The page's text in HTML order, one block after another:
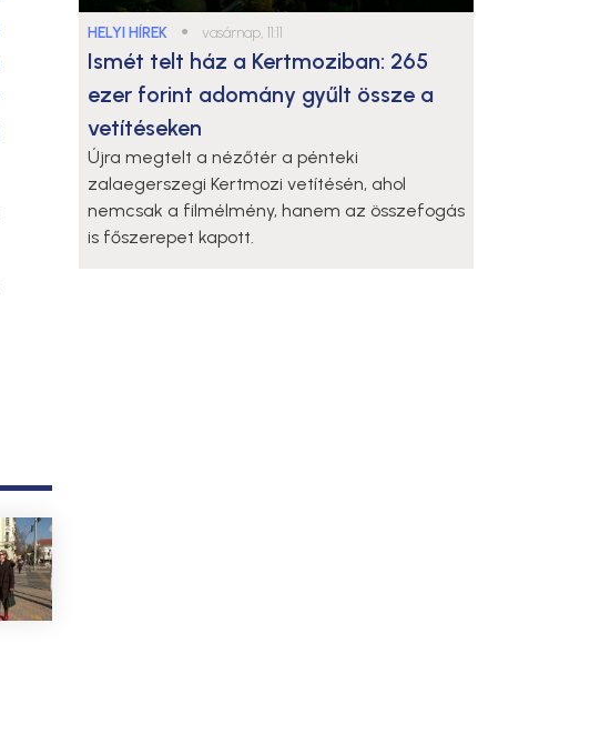
HELYI HÍREK ● vasárnap, 11:11
Ismét telt ház a Kertmoziban: 265
ezer forint adomány gyűlt össze a
vetítéseken
Újra megtelt a nézőtér a pénteki
zalaegerszegi Kertmozi vetítésén, ahol
nemcsak a filmélmény, hanem az összefogás
is főszerepet kapott.